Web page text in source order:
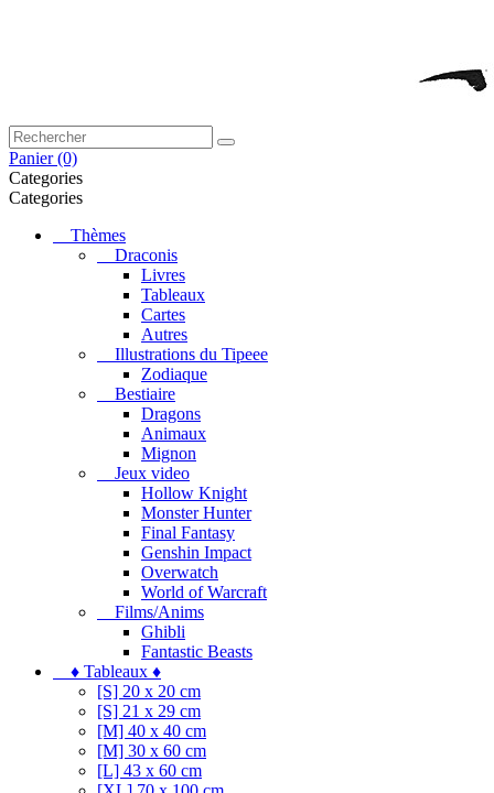
Panier (0)
Categories
Categories
Thèmes
Draconis
Livres
Tableaux
Cartes
Autres
Illustrations du Tipeee
Zodiaque
Bestiaire
Dragons
Animaux
Mignon
Jeux video
Hollow Knight
Monster Hunter
Final Fantasy
Genshin Impact
Overwatch
World of Warcraft
Films/Anims
Ghibli
Fantastic Beasts
♦ Tableaux ♦
[S] 20 x 20 cm
[S] 21 x 29 cm
[M] 40 x 40 cm
[M] 30 x 60 cm
[L] 43 x 60 cm